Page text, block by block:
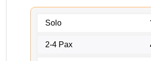
Solo
2-4 Pax